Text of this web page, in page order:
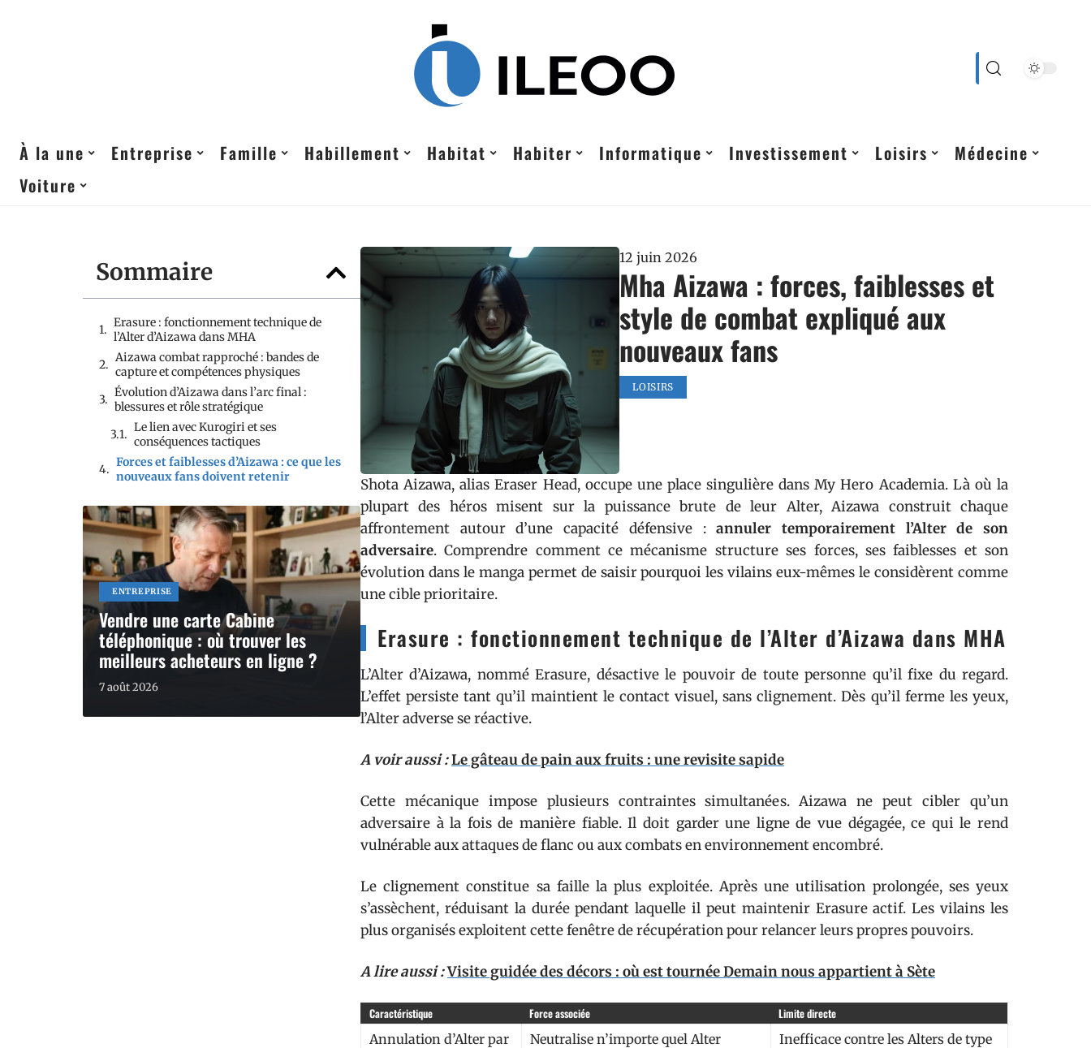
À la une Entreprise Famille Habillement Habitat Habiter Informatique Investissement Loisirs
Médecine
Voiture
Sommaire
Erasure : fonctionnement technique de
l’Alter d’Aizawa dans MHA
Aizawa combat rapproché : bandes de
capture et compétences physiques
Évolution d’Aizawa dans l’arc final :
blessures et rôle stratégique
Le lien avec Kurogiri et ses
conséquences tactiques
Forces et faiblesses d’Aizawa : ce que les
nouveaux fans doivent retenir
ENTREPRISE
Vendre une carte Cabine
téléphonique : où trouver les
meilleurs acheteurs en ligne ?
7 août 2026
12 juin 2026
Mha Aizawa : forces, faiblesses et
style de combat expliqué aux
nouveaux fans
LOISIRS
Shota Aizawa, alias Eraser Head, occupe une place singulière dans My Hero Academia. Là où la
plupart des héros misent sur la puissance brute de leur Alter, Aizawa construit chaque
affrontement autour d’une capacité défensive :annuler temporairement l’Alter de son
adversaire. Comprendre comment ce mécanisme structure ses forces, ses faiblesses et son
évolution dans le manga permet de saisir pourquoi les vilains eux-mêmes le considèrent comme
une cible prioritaire.
Erasure : fonctionnement technique de l’Alter d’Aizawa dans MHA
L’Alter d’Aizawa, nommé Erasure, désactive le pouvoir de toute personne qu’il fixe du regard.
L’effet persiste tant qu’il maintient le contact visuel, sans clignement. Dès qu’il ferme les yeux,
l’Alter adverse se réactive.
A voir aussi :Le gâteau de pain aux fruits : une revisite sapide
Cette mécanique impose plusieurs contraintes simultanées. Aizawa ne peut cibler qu’un
adversaire à la fois de manière fiable. Il doit garder une ligne de vue dégagée, ce qui le rend
vulnérable aux attaques de flanc ou aux combats en environnement encombré.
Le clignement constitue sa faille la plus exploitée. Après une utilisation prolongée, ses yeux
s’assèchent, réduisant la durée pendant laquelle il peut maintenir Erasure actif. Les vilains les
plus organisés exploitent cette fenêtre de récupération pour relancer leurs propres pouvoirs.
A lire aussi :Visite guidée des décors : où est tournée Demain nous appartient à Sète
Caractéristique Force associée
Limite directe
Annulation d’Alter par
Neutralise n’importe quel Alter
Inefficace contre les Alters de type